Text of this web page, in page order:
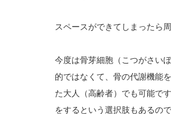
スペースができてしまったら
今度は骨芽細胞（こつがさい
的ではなくて、骨の代謝機能
た大人（高齢者）でも可能で
をするという選択肢もあるので